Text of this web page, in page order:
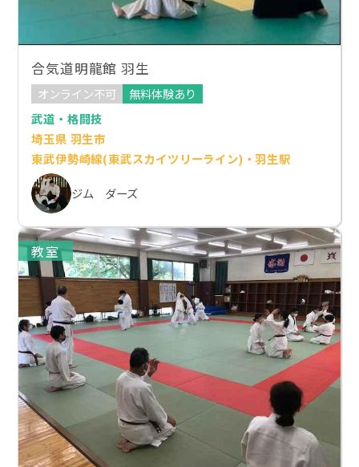
合気道明龍館 羽生
オンライン不可
無料体験あり
武道・格闘技
埼玉県 羽生市
東武伊勢崎線(東武スカイツリーライン)・羽生駅
ジム ダーズ
教室